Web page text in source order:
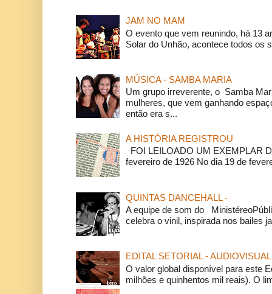
JAM NO MAM
O evento que vem reunindo, há 13
Solar do Unhão, acontece todos os
MÚSICA - SAMBA MARIA
Um grupo irreverente, o Samba
mulheres, que vem ganhando
então era s...
A HISTÓRIA REGISTROU
FOI LEILOADO UM EXEMPLAR
fevereiro de 1926 No dia 19 de
QUINTAS DANCEHALL -
A equipe de som do
celebra o vinil, inspirada nos bailes
EDITAL SETORIAL - AUDIOVISUAL
O valor global disponível para este
milhões e quinhentos mil reais). O